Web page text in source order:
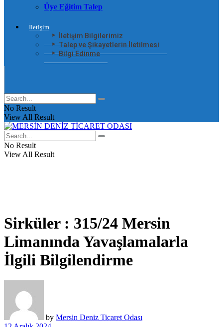
Üye Eğitim Talep
İletişim
İletişim Bilgilerimiz
Talep ve Şikayetlerin İletilmesi
Bilgi Edinme
No Result
View All Result
No Result
View All Result
Sirküler : 315/24 Mersin
Limanında Yavaşlamalarla
İlgili Bilgilendirme
by Mersin Deniz Ticaret Odası